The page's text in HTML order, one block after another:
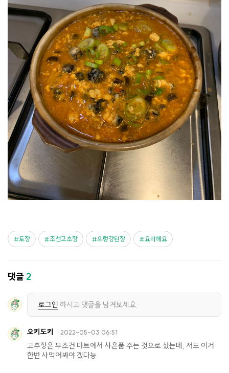
토장 조선고초장 우렁강된장 요리해요
댓글2
로그인 하시고 댓글을 남겨보세요.
오키도키 2022-05-03 06:51
고추장은 무조건 마트에서 사은품 주는 것으로 샀는데, 저도 이거
한번 사먹어봐야 겠다능